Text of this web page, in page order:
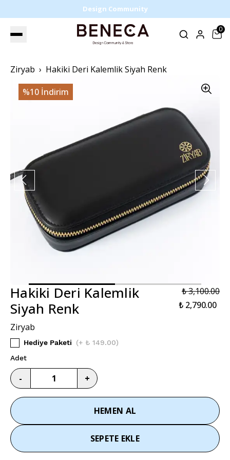
Design Community
0
Ziryab
Hakiki Deri Kalemlik Siyah Renk
%10 İndirim
Hakiki Deri Kalemlik
Siyah Renk
₺ 3,100.00
₺ 2,790.00
Ziryab
Hediye Paketi (+ ₺ 149.00)
Adet
- +
HEMEN AL
SEPETE EKLE